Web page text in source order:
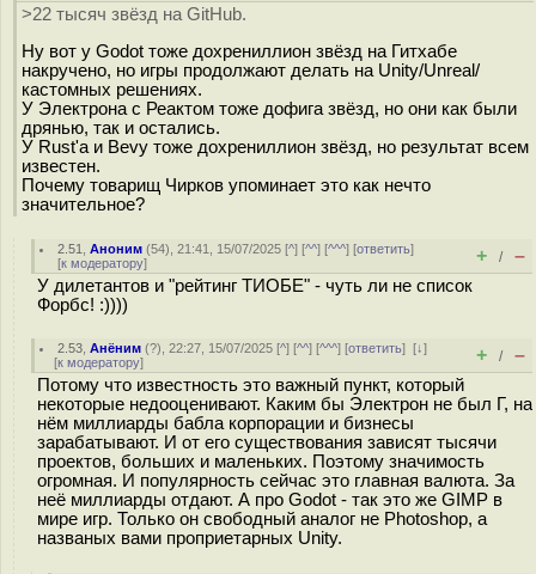
>22 тысяч звёзд на GitHub.
Ну вот у Godot тоже дохрениллион звёзд на Гитхабе
накручено, но игры продолжают делать на Unity/Unreal/
кастомных решениях.
У Электрона с Реактом тоже дофига звёзд, но они как были
дрянью, так и остались.
У Rust'а и Bevy тоже дохрениллион звёзд, но результат всем
известен.
Почему товарищ Чирков упоминает это как нечто
значительное?
2.51 ,Аноним (54), 21:41, 15/07/2025 [^] [^^] [^^^] [ответить]
[к модератору] + / –
У дилетантов и "рейтинг ТИОБЕ" - чуть ли не список
Форбс! :))))
2.53 ,Анёним (?), 22:27, 15/07/2025 [^] [^^] [^^^] [ответить][↓]
[к модератору] + / –
Потому что известность это важный пункт, который
некоторые недооценивают. Каким бы Электрон не был Г, на
нём миллиарды бабла корпорации и бизнесы
зарабатывают. И от его существования зависят тысячи
проектов, больших и маленьких. Поэтому значимость
огромная. И популярность сейчас это главная валюта. За
неё миллиарды отдают. А про Godot - так это же GIMP в
мире игр. Только он свободный аналог не Photoshop, а
названых вами проприетарных Unity.